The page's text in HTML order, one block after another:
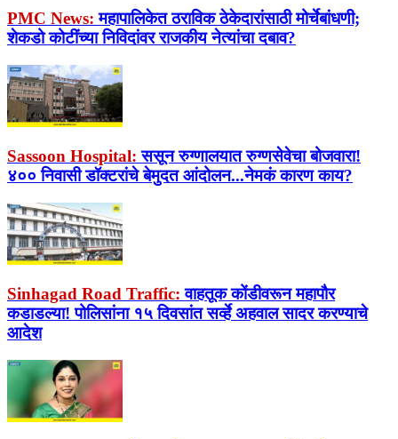
PMC News: महापालिकेत ठराविक ठेकेदारांसाठी मोर्चेबांधणी;
शेकडो कोटींच्या निविदांवर राजकीय नेत्यांचा दबाव?
Sassoon Hospital: ससून रुग्णालयात रुग्णसेवेचा बोजवारा!
४०० निवासी डॉक्टरांचे बेमुदत आंदोलन...नेमकं कारण काय?
Sinhagad Road Traffic: वाहतूक कोंडीवरून महापौर
कडाडल्या! पोलिसांना १५ दिवसांत सर्व्हे अहवाल सादर करण्याचे
आदेश